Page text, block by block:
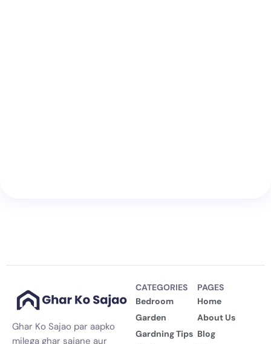
Ghar Ko Sajao par aapko
milega ghar sajane aur
CATEGORIES
Bedroom
Garden
Gardning Tips
PAGES
Home
About Us
Blog